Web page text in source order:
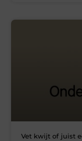
Vet kwijt of juist